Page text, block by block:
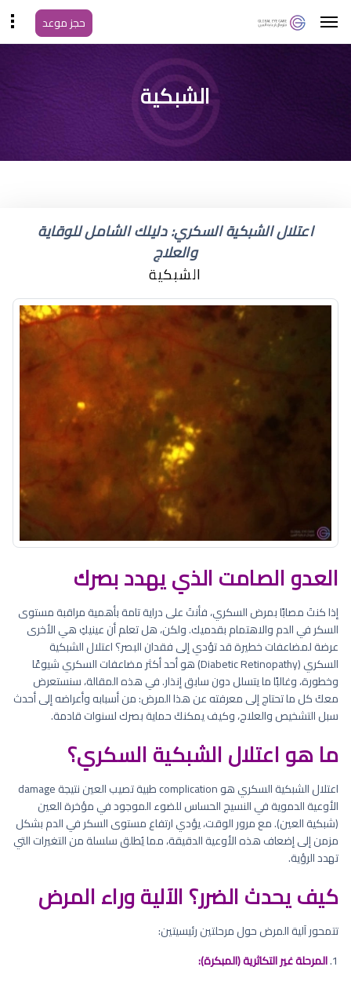
حجز موعد
الشبكية
اعتلال الشبكية السكري: دليلك الشامل للوقاية
والعلاج
الشبكية
العدو الصامت الذي يهدد بصرك
إذا كنتَ مصابًا بمرض السكري، فأنتَ على دراية تامة بأهمية مراقبة مستوى
السكر في الدم والاهتمام بقدميك. ولكن، هل تعلم أن عينيكِ هي الأخرى
عرضة لمضاعفات خطيرة قد تؤدي إلى فقدان البصر؟ اعتلال الشبكية
السكري (Diabetic Retinopathy) هو أحد أكثر مضاعفات السكري شيوعًا
وخطورة، وغالبًا ما يتسلل دون سابق إنذار. في هذه المقالة، سنستعرض
معكَ كل ما تحتاج إلى معرفته عن هذا المرض: من أسبابه وأعراضه إلى أحدث
سبل التشخيص والعلاج، وكيف يمكنكَ حماية بصرك لسنوات قادمة.
ما هو اعتلال الشبكية السكري؟
اعتلال الشبكية السكري هو complication طبية تصيب العين نتيجة damage
الأوعية الدموية في النسيج الحساس للضوء الموجود في مؤخرة العين
(شبكية العين). مع مرور الوقت، يؤدي ارتفاع مستوى السكر في الدم بشكل
مزمن إلى إضعاف هذه الأوعية الدقيقة، مما يُطلق سلسلة من التغيرات التي
تهدد الرؤية.
كيف يحدث الضرر؟ الآلية وراء المرض
تتمحور آلية المرض حول مرحلتين رئيسيتين:
1. المرحلة غير التكاثرية (المبكرة):